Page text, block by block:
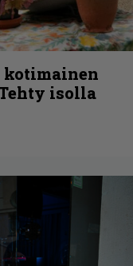
kotimainen
isolla